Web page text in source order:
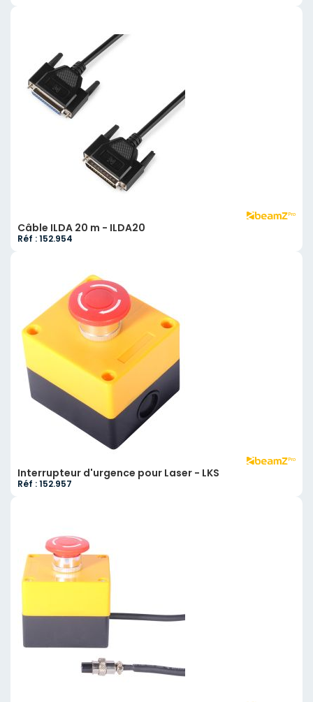
Câble ILDA 20 m - ILDA20
Réf : 152.954
Interrupteur d'urgence pour Laser - LKS
Réf : 152.957